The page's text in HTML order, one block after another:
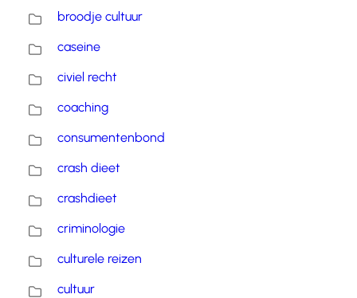
broodje cultuur
caseine
civiel recht
coaching
consumentenbond
crash dieet
crashdieet
criminologie
culturele reizen
cultuur